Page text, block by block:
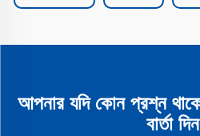
আপনার যদি কোন প্রশ্ন
বার্তা